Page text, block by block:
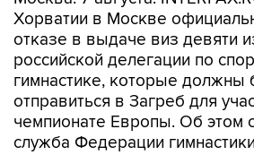
Хорватии в Москве
отказе в выдаче виз девяти
российской делегации по
гимнастике, которые должны
отправиться в Загреб для
чемпионате Европы. Об этом
служба Федерации